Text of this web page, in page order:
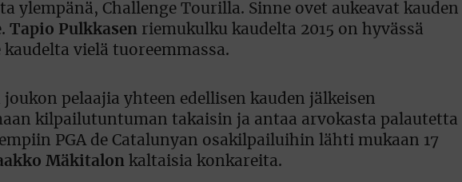
ylempänä, Challenge Tourilla. Sinne ovet aukeavat kauden
Tapio Pulkkasen riemukulku kaudelta 2015 on hyvässä
vielä tuoreemmassa.
pelaajia yhteen edellisen kauden jälkeisen
kilpailutuntuman takaisin ja antaa arvokasta palautetta
PGA de Catalunyan osakilpailuihin lähti mukaan 17
Mäkitalon kaltaisia konkareita.